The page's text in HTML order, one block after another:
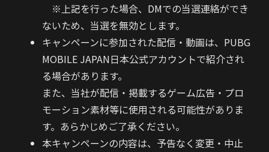
※上記を行った場合、DMでの当選連絡ができ
ないため、当選を無効とします。
キャンペーンに参加された配信・動画は、PUBG
MOBILE JAPAN日本公式アカウントで紹介され
る場合があります。
また、当社が配信・掲載するゲーム広告・プロ
モーション素材等に使用される可能性がありま
す。あらかじめご了承ください。
本キャンペーンの内容は、予告なく変更・中止